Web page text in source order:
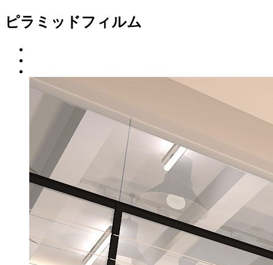
ピラミッドフィルム